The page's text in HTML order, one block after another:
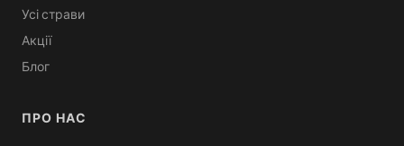
Усі страви
Акції
Блог
ПРО НАС